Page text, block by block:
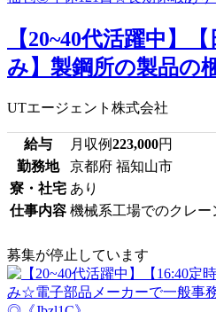
【20~40代活躍中】
み】製鋼所の製品の
UTエージェント株式会社
給与 月収例223,000円
勤務地
京都府 福知山市
寮・社宅 あり
仕事内容 機械系工場でのクレ
募集が停止しています